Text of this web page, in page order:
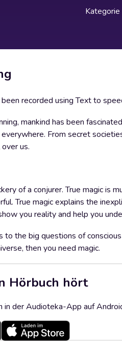
Kategorie
recorded using Text to
mankind has been
everywhere. From secret
us.
of a conjurer. True magic is
True magic explains the
you reality and help you
to the big questions of
then you need magic.
Hörbuch hört
in der Audioteka-App auf